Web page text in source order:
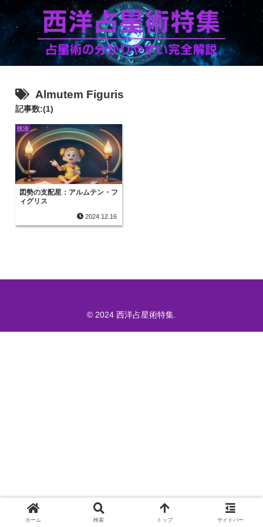
Almutem Figuris
記事数:(1)
技法
図勢の支配星：アルムテン・フ
ィグリス
2024.12.16
© 2024 西洋占星術特集.
ホーム 検索 トップ サイドバー